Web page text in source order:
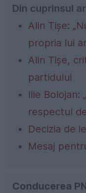
Din cuprinsul
Alin Tișe:
propria lui
Alin Tișe,
partidului
Ilie Bolojan:
respectul
Decizia de
Mesaj
Conducerea